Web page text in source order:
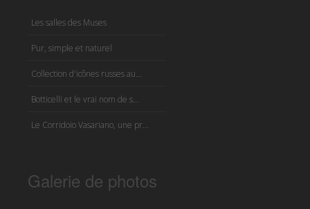
Les salles des Muses
Pur, simple et naturel
Collection d'icônes russes au...
Botticelli et le vrai nom de s...
Le Corridoio Vasariano, une pr...
Galerie de photos